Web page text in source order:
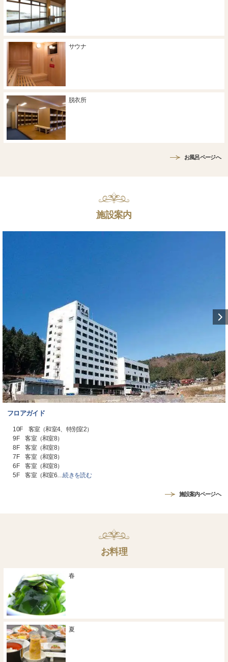
サウナ
脱衣所
お風呂ページへ
施設案内
フロアガイド
10F 客室（和室4、特別室2）
9F 客室（和室8）
8F 客室（和室8）
7F 客室（和室8）
6F 客室（和室8）
5F 客室（和室6…続きを読む
施設案内ページへ
お料理
春
夏